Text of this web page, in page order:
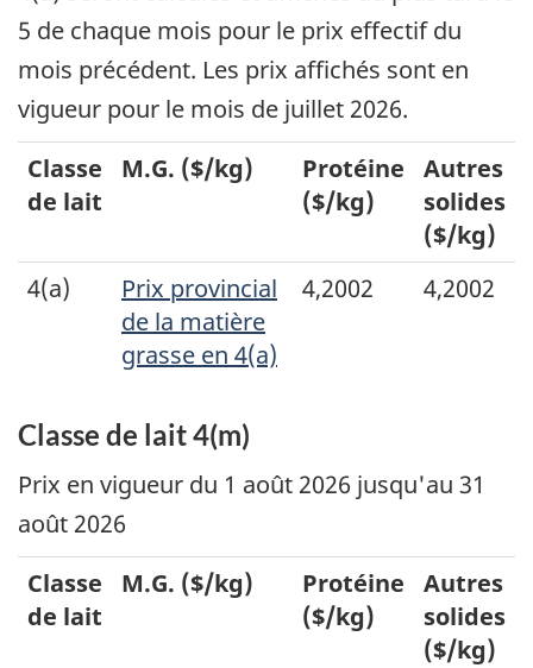
5 de chaque mois pour le prix effectif du
mois précédent. Les prix affichés sont en
vigueur pour le mois de juillet 2026.
Classe
de lait
M.G. ($/kg)
Protéine
($/kg)
Autres
solides
($/kg)
4(a)
Prix provincial
de la matière
grasse en 4(a)
4,2002 4,2002
Classe de lait 4(m)
Prix en vigueur du 1 août 2026 jusqu'au 31
août 2026
Classe
de lait
M.G. ($/kg)
Protéine
($/kg)
Autres
solides
($/kg)